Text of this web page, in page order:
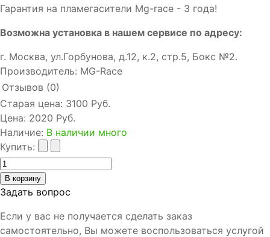
Гарантия на пламегасители Mg-race - 3 года!
Возможна установка в нашем сервисе по адресу:
г. Москва, ул.Горбунова, д.12, к.2, стр.5, Бокс №2.
Производитель: MG-Race
Отзывов (0)
Старая цена: 3100 Руб.
Цена: 2020 Руб.
Наличие: В наличии много
Купить:
Задать вопрос
Если у вас не получается сделать заказ
самостоятельно, Вы можете воспользоваться услугой